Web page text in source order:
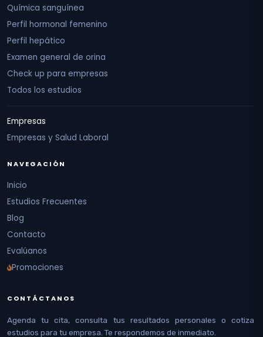
Química sanguínea
Perfil hormonal femenino
Perfil hepático
Examen general de orina
Check up para empresas
Todos los estudios
Empresas
Empresas y Salud Laboral
NAVEGACIÓN
Inicio
Estudios Frecuentes
Blog
Contacto
Evalúanos
Promociones
CONTÁCTANOS
Agenda tu cita, consulta tus resultados personales o cotiza
estudios para tu empresa. Te respondemos de inmediato.